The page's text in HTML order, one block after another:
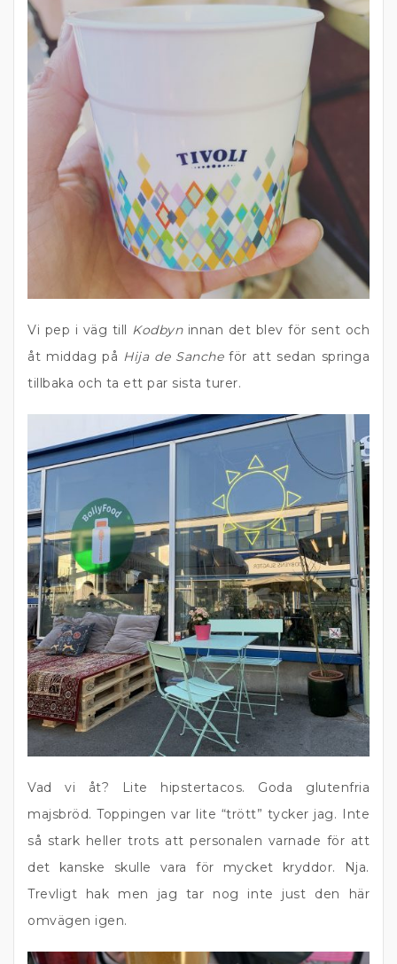
Vi pep i väg till Kodbyninnan det blev för sent och
åt middag på Hija de Sanche för att sedan springa
tillbaka och ta ett par sista turer.
Vad vi åt? Lite hipstertacos. Goda glutenfria
majsbröd. Toppingen var lite “trött” tycker jag. Inte
så stark heller trots att personalen varnade för att
det kanske skulle vara för mycket kryddor. Nja.
Trevligt hak men jag tar nog inte just den här
omvägen igen.